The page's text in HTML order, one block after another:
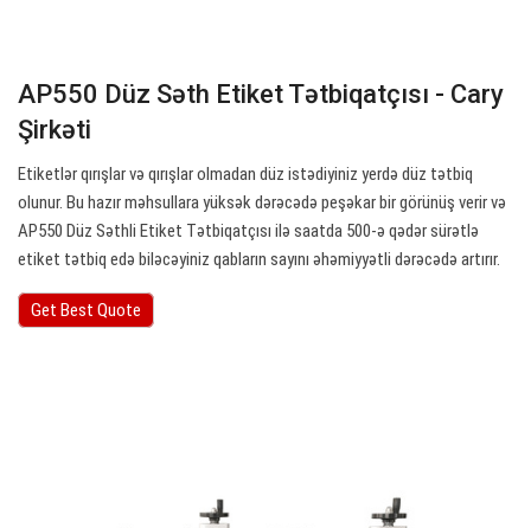
AP550 Düz Səth Etiket Tətbiqatçısı - Cary
Şirkəti
Etiketlər qırışlar və qırışlar olmadan düz istədiyiniz yerdə düz tətbiq
olunur. Bu hazır məhsullara yüksək dərəcədə peşəkar bir görünüş verir və
AP550 Düz Səthli Etiket Tətbiqatçısı ilə saatda 500-ə qədər sürətlə
etiket tətbiq edə biləcəyiniz qabların sayını əhəmiyyətli dərəcədə artırır.
Get Best Quote